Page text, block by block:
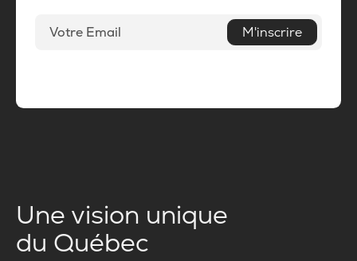
M'inscrire
Une vision unique
du Québec